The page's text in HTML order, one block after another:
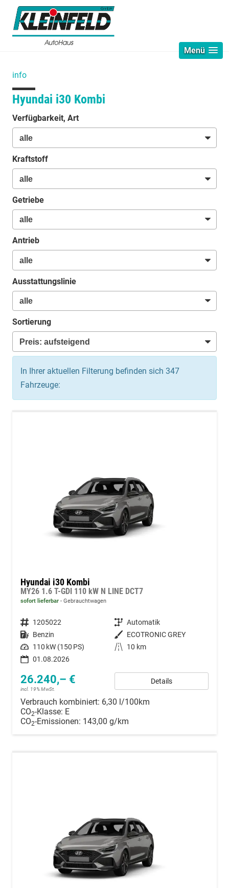
Menü
info
Hyundai i30 Kombi
Verfügbarkeit, Art
Kraftstoff
Getriebe
Antrieb
Ausstattungslinie
Sortierung
In Ihrer aktuellen Filterung befinden sich 347
Fahrzeuge:
Hyundai i30 Kombi
MY26 1.6 T-GDI 110 kW N LINE DCT7
sofort lieferbar Gebrauchtwagen
Fahrzeugnummer 1205022 Getriebe Automatik
Kraftstoff Benzin Außenfarbe ECOTRONIC GREY
Leistung 110 kW (150 PS) Kilometerstand
10 km
01.08.2026
26.240,– €
incl. 19% MwSt.
Details
Verbrauch kombiniert: 6,30 l/100km
CO2-Klasse: E
CO2-Emissionen: 143,00 g/km